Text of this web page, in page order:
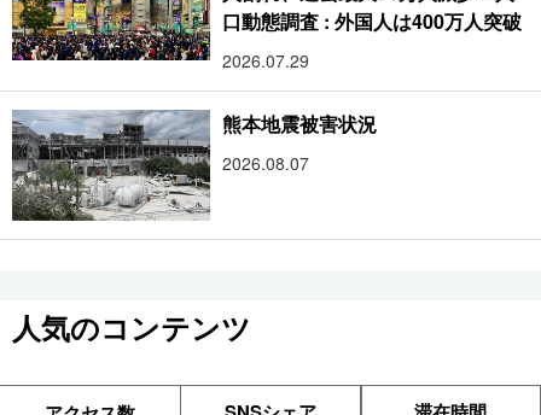
口動態調査 : 外国人は400万人突破
2026.07.29
熊本地震被害状況
2026.08.07
人気のコンテンツ